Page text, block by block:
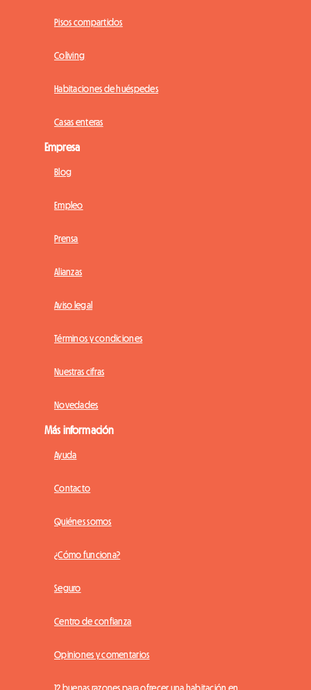
Pisos compartidos
Coliving
Habitaciones de huéspedes
Casas enteras
Empresa
Blog
Empleo
Prensa
Alianzas
Aviso legal
Términos y condiciones
Nuestras cifras
Novedades
Más información
Ayuda
Contacto
Quiénes somos
¿Cómo funciona?
Seguro
Centro de confianza
Opiniones y comentarios
12 buenas razones para ofrecer una habitación en